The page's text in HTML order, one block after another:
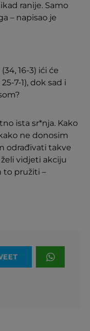
ranije. Samo
– napisao je
(34, 16-3) ići će
25-7-1), dok sad i
ista sr*nja. Kako
ne donosim
odrađivati takve
vidjeti akciju
to pružiti –